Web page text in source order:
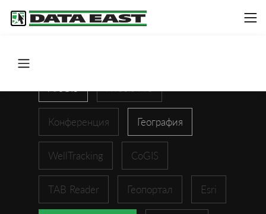
Конференция География
WellTracking CoGIS
TAB Reader Геопортал Esri